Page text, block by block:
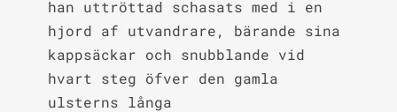
han uttröttad schasats med i en
hjord af utvandrare, bärande sina
kappsäckar och snubblande vid
hvart steg öfver den gamla
ulsterns långa